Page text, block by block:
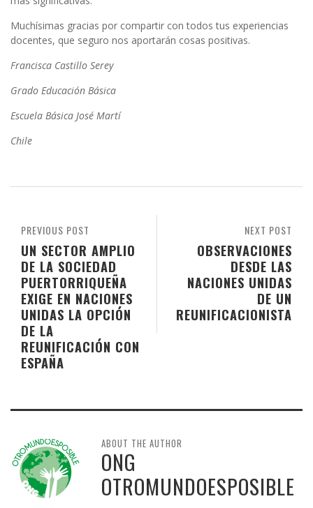
Muchísimas gracias por compartir con todos tus experiencias
docentes, que seguro nos aportarán cosas positivas.
Francisca Castillo Serey
Grado Educación Básica
Escuela Básica José Martí
Chile
NEXT POST
OBSERVACIONES
DESDE LAS
NACIONES UNIDAS
DE UN
REUNIFICACIONISTA
PREVIOUS POST
UN SECTOR AMPLIO
DE LA SOCIEDAD
PUERTORRIQUEÑA
EXIGE EN NACIONES
UNIDAS LA OPCIÓN
DE LA
REUNIFICACIÓN CON
ESPAÑA
ABOUT THE AUTHOR
ONG
OTROMUNDOESPOSIBLE